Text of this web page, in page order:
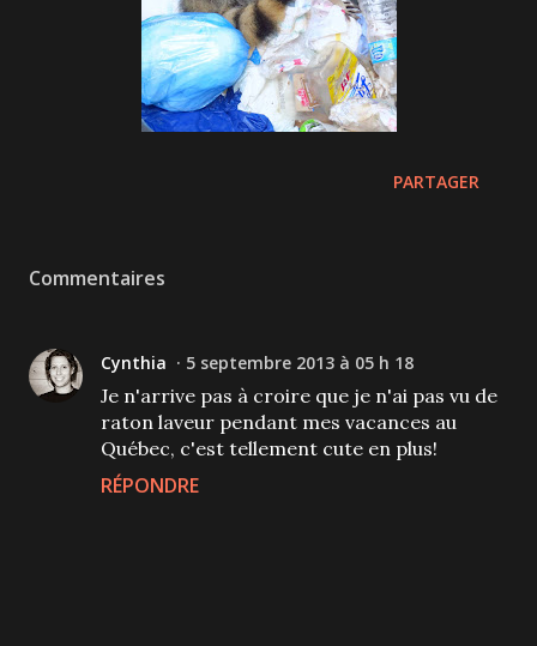
PARTAGER
Commentaires
Cynthia 5 septembre 2013 à 05 h 18
Je n'arrive pas à croire que je n'ai pas vu de
raton laveur pendant mes vacances au
Québec, c'est tellement cute en plus!
RÉPONDRE